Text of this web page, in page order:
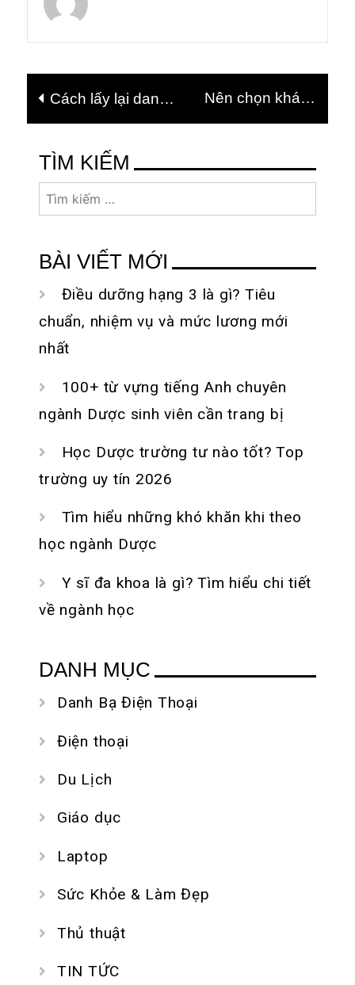
Điều
hướng
bài
viết
Cách lấy lại danh
bạ trên iPhone bị
mất đơn giản
Nên chọn khách
sạn gần biển hay ở
Đà Nẵng?
TÌM KIẾM
Tìm
kiếm
cho:
BÀI VIẾT MỚI
Điều dưỡng hạng 3 là gì? Tiêu
chuẩn, nhiệm vụ và mức lương mới
nhất
100+ từ vựng tiếng Anh chuyên
ngành Dược sinh viên cần trang bị
Học Dược trường tư nào tốt? Top
trường uy tín 2026
Tìm hiểu những khó khăn khi theo
học ngành Dược
Y sĩ đa khoa là gì? Tìm hiểu chi tiết
về ngành học
DANH MỤC
Danh Bạ Điện Thoại
Điện thoại
Du Lịch
Giáo dục
Laptop
Sức Khỏe & Làm Đẹp
Thủ thuật
TIN TỨC